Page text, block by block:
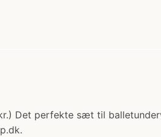
Det perfekte sæt til